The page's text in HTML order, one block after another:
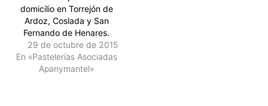
domicilio en Torrejón de
Ardoz, Coslada y San
Fernando de Henares.
29 de octubre de 2015
En «Pastelerías Asociadas
Apanymantel»